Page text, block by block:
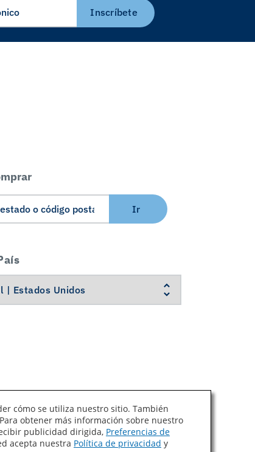
Inscríbete
Ir
de Cadenas de Suministro de California
cómo se utiliza nuestro sitio. También
obtener más información sobre nuestro
publicidad dirigida, Preferencias de
acepta nuestra Política de privacidad y